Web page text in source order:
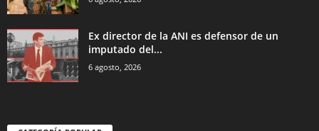
Ex director de la ANI es defensor de un
imputado del...
6 agosto, 2026